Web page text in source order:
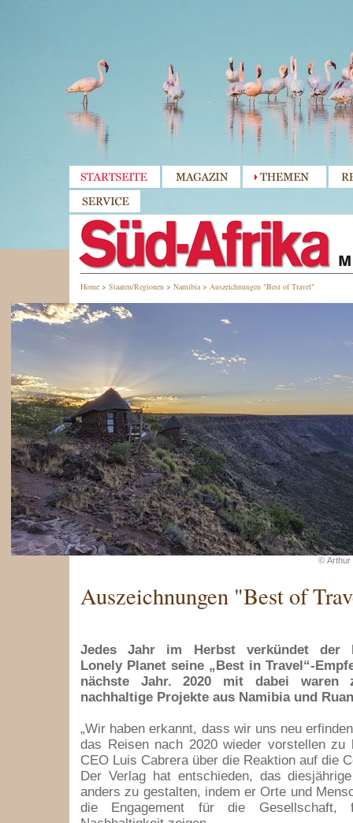
Home > Staaten/Regionen > Namibia> Auszeichnungen "Best of Travel"
© Arthur
Auszeichnungen "Best of
Jedes Jahr im Herbst verkündet der
Lonely Planet seine „Best in Travel“-
nächste Jahr. 2020 mit dabei waren
nachhaltige Projekte aus Namibia und
„Wir haben erkannt, dass wir uns neu
das Reisen nach 2020 wieder vorstellen zu
CEO Luis Cabrera über die Reaktion auf die
Der Verlag hat entschieden, das
anders zu gestalten, indem er Orte und
die Engagement für die Gesellschaft,